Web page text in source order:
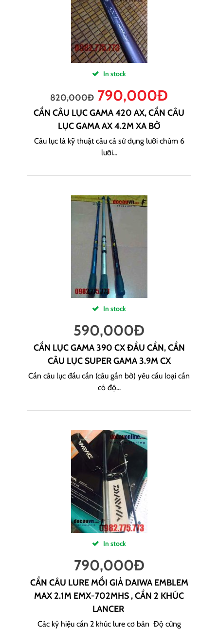
In stock
820,000Đ 790,000Đ
CẦN CÂU LỤC GAMA 420 AX, CẦN CÂU
LỤC GAMA AX 4.2M XA BỜ
Câu lục là kỹ thuật câu cá sử dụng lưỡi chùm 6
lưỡi...
In stock
590,000Đ
CẦN LỤC GAMA 390 CX ĐẦU CẦN, CẦN
CÂU LỤC SUPER GAMA 3.9M CX
Cần câu lục đầu cần (câu gần bờ) yêu cầu loại cần
có độ...
In stock
790,000Đ
CẦN CÂU LURE MỒI GIẢ DAIWA EMBLEM
MAX 2.1M EMX-702MHS , CẦN 2 KHÚC
LANCER
Các ký hiệu cần 2 khúc lure cơ bản Độ cứng